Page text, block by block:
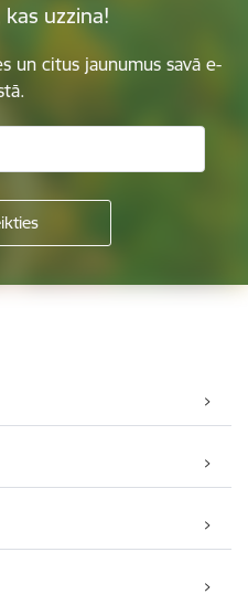
uzzina!
un citus jaunumus savā e-